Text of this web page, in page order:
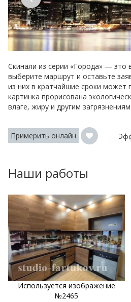
Скинали из серии «Города» — это
выберите маршрут и оставьте
из них в кратчайшие сроки
картинка прорисована
влаге, жиру и другим
Примерить онлайн
Наши работы
Используется изображение
№2465